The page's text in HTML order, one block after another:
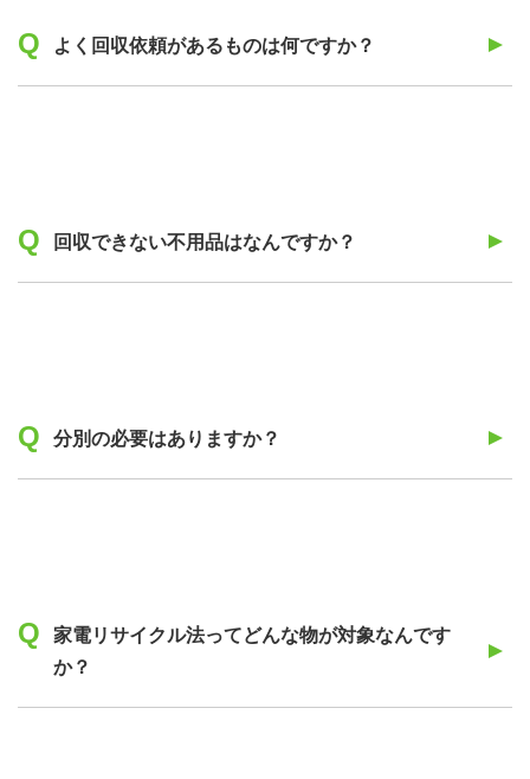
よく回収依頼があるものは何ですか？
回収できない不用品はなんですか？
分別の必要はありますか？
家電リサイクル法ってどんな物が対象なんです
か？